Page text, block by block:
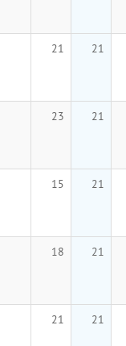
21 21
23 21
15 21
18 21
21 21